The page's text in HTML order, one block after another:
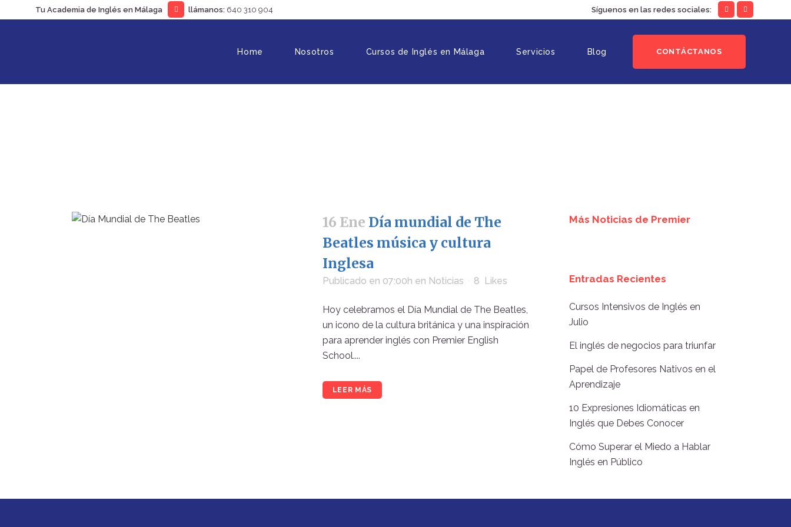
Tu Academia de Inglés en Málaga llámanos: 640 310 904 Síguenos en las redes sociales:
CONTÁCTANOS
Home Nosotros Cursos de Inglés en Málaga Servicios Blog
16 Ene Día mundial de The
Beatles música y cultura
Inglesa
Publicado en 07:00h en Noticias 8 Likes
Hoy celebramos el Día Mundial de The Beatles,
un icono de la cultura británica y una inspiración
para aprender inglés con Premier English
School....
LEER MÁS
Más Noticias de Premier
Entradas Recientes
Cursos Intensivos de Inglés en
Julio
El inglés de negocios para triunfar
Papel de Profesores Nativos en el
Aprendizaje
10 Expresiones Idiomáticas en
Inglés que Debes Conocer
Cómo Superar el Miedo a Hablar
Inglés en Público